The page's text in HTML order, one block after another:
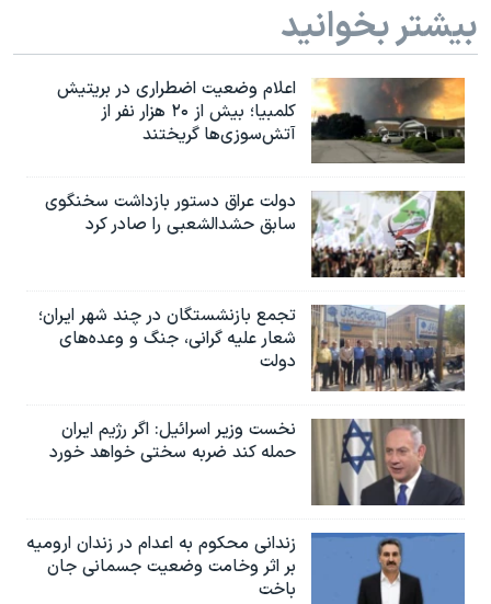
بیشتر بخوانید
اعلام وضعیت اضطراری در بریتیش
کلمبیا؛ بیش از ۲۰ هزار نفر از
آتش‌سوزی‌ها گریختند
دولت عراق دستور بازداشت سخنگوی
سابق حشدالشعبی را صادر کرد
تجمع بازنشستگان در چند شهر ایران؛
شعار علیه گرانی، جنگ و وعده‌های
دولت
نخست وزیر اسرائيل: اگر رژیم ایران
حمله کند ضربه سختی خواهد خورد
زندانی محکوم به اعدام در زندان ارومیه
بر اثر وخامت وضعیت جسمانی جان
باخت